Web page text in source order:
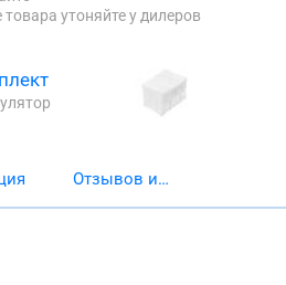
утоняйте у дилеров
Отзывов и